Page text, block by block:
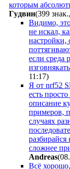
которым
Гyдвин(399
Видимо,
не искал,
настройки,
если среда
11:17)
Я от nrf52
есть
описание
примеров,
случаях
разбирайся
сложнее
Andreas
Всё